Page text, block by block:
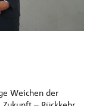
Weichen der